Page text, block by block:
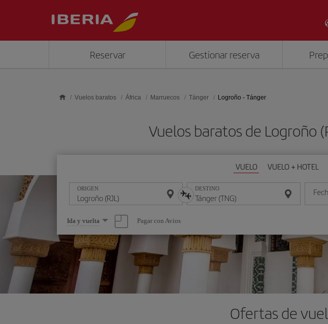
Reservar Gestionar reserva
Vuelos baratos África Marruecos Tánger Logroño - Tánger
Vuelos baratos de Logroño
VUELO VUELO + HOTEL
ORIGEN DESTINO
Seleccione
una
opción
Ida y vuelta Pagar con Avios
Ofertas de